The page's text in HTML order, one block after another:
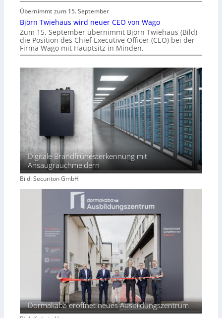
Übernimmt zum 15. September
Björn Twiehaus wird neuer CEO von Wago
Zum 15. September übernimmt Björn Twiehaus (Bild)
die Position des Chief Executive Officer (CEO) bei der
Firma Wago mit Hauptsitz in Minden.
Digitale Brandfrühesterkennung mit
Ansaugrauchmeldern
Bild: Securiton GmbH
Dormakaba eröffnet neues Ausbildungszentrum